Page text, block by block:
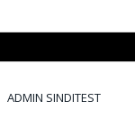
ADMIN SINDITEST